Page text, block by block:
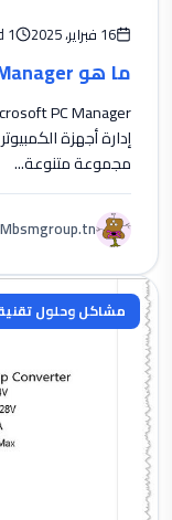
16 فبراير، 2025 1 min read
ما هو Microsoft PC Manager
إدارة أجهزة
مجموعة متنوعة...
مشاكل وحلول